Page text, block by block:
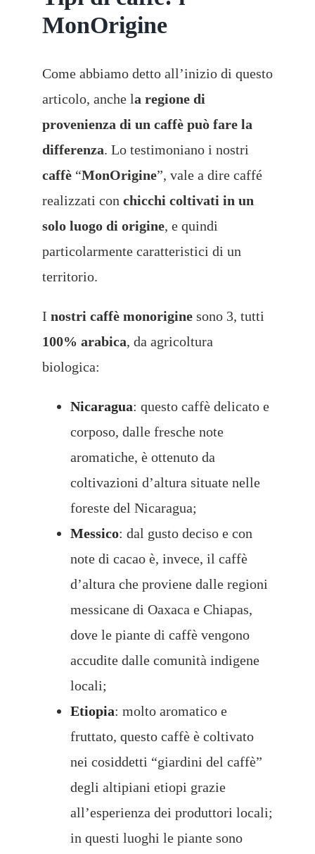
MonOrigine
Come abbiamo detto all’inizio di questo
articolo, anche la regione di
provenienza di un caffè può fare la
differenza. Lo testimoniano i nostri
caffè “MonOrigine”, vale a dire caffé
realizzati con chicchi coltivati in un
solo luogo di origine, e quindi
particolarmente caratteristici di un
territorio.
I nostri caffè monorigine sono 3, tutti
100% arabica, da agricoltura
biologica:
Nicaragua: questo caffè delicato e
corposo, dalle fresche note
aromatiche, è ottenuto da
coltivazioni d’altura situate nelle
foreste del Nicaragua;
Messico: dal gusto deciso e con
note di cacao è, invece, il caffè
d’altura che proviene dalle regioni
messicane di Oaxaca e Chiapas,
dove le piante di caffè vengono
accudite dalle comunità indigene
locali;
Etiopia: molto aromatico e
fruttato, questo caffè è coltivato
nei cosiddetti “giardini del caffè”
degli altipiani etiopi grazie
all’esperienza dei produttori locali;
in questi luoghi le piante sono